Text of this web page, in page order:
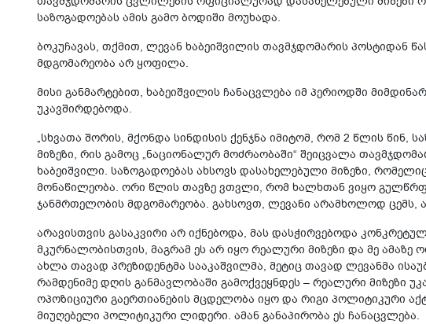
საზოგადოებას ამის გამო ბოდიში მოუხადა.
ბოკუჩავას, თქმით, ლევან ხაბეიშვილის თავმჯდომარის პოსტიდან
მდგომარეობა არ ყოფილა.
მისი განმარტებით, ხაბეიშვილის ჩანაცვლება იმ პერიოდში
უკავშირდებოდა.
„სხვათა შორის, მქონდა სინდისის ქენჯნა იმიტომ, რომ 2 წლის წინ,
მიზეზი, რის გამოც „ნაციონალურ მოძრაობაში“ შეიცვალა
ხაბეიშვილი. საზოგადოებას ახსოვს დასახელებული მიზეზი,
მონაწილეობა. ორი წლის თავზე ვთვლი, რომ ხალხთან ვიყო
ჯანმრთელობის მდგომარეობა. გახსოვთ, ლევანი არამხოლოდ ცემს,
არავისთვის გასაკვირი არ იქნებოდა, მას დასჭირვებოდა
მკურნალობისთვის, მაგრამ ეს არ იყო რეალური მიზეზი და მე
ახლა თავად პრეზიდენტმა სააკაშვილმა, მეტიც თავად ლევანმა
რამდენიმე დღის განმავლობაში გამოქვეყნდეს – რეალური მიზეზი
ოპოზიციური გაერთიანების მცდელობა იყო და რიგი პოლიტიკური
მიუღებელი პოლიტიკური ლიდერი. ამან განაპირობა ეს ჩანაცვლება.